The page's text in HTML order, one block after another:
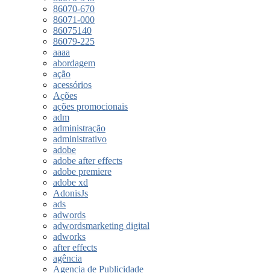
86070-670
86071-000
86075140
86079-225
aaaa
abordagem
ação
acessórios
Ações
ações promocionais
adm
administração
administrativo
adobe
adobe after effects
adobe premiere
adobe xd
AdonisJs
ads
adwords
adwordsmarketing digital
adworks
after effects
agência
Agencia de Publicidade